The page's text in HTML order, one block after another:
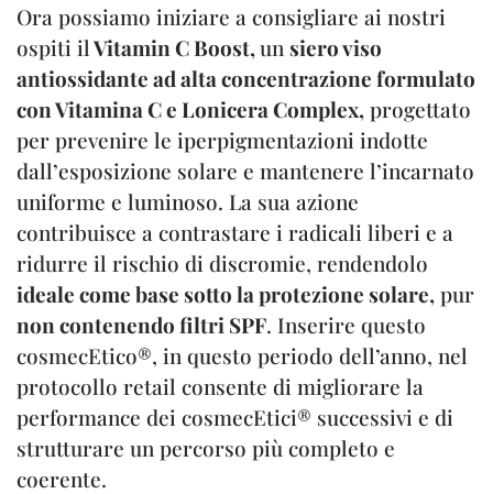
Ora possiamo iniziare a consigliare ai nostri
ospiti ilVitamin C Boost,un siero viso
antiossidante ad alta concentrazione formulato
con Vitamina C e Lonicera Complex, progettato
per prevenire le iperpigmentazioni indotte
dall’esposizione solare e mantenere l’incarnato
uniforme e luminoso. La sua azione
contribuisce a contrastare i radicali liberi e a
ridurre il rischio di discromie, rendendolo
ideale come base sotto la protezione solare, pur
non contenendo filtri SPF. Inserire questo
cosmecEtico®, in questo periodo dell’anno, nel
protocollo retail consente di migliorare la
performance dei cosmecEtici® successivi e di
strutturare un percorso più completo e
coerente.